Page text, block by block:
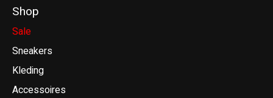
Shop
Sale
Sneakers
Kleding
Accessoires